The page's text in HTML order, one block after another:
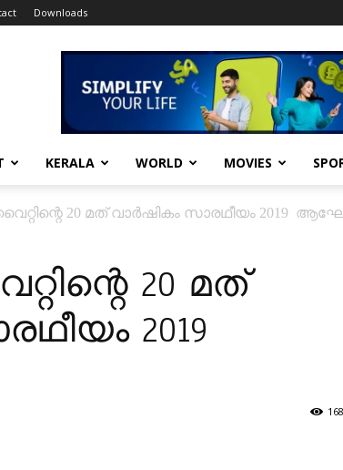
Downloads
KERALA WORLD MOVIES
20 മത് വാർഷികം സാരഥീയം 2019
20 മത്
2019
168